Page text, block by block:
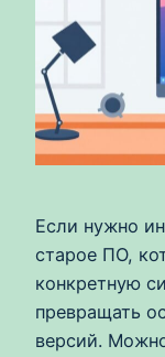
Если нужно
старое ПО,
конкретную
превращать
версий.